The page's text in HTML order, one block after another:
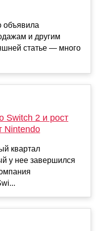
объявила
и другим
статье — много
Switch 2 и рост
Nintendo
квартал
у нее завершился